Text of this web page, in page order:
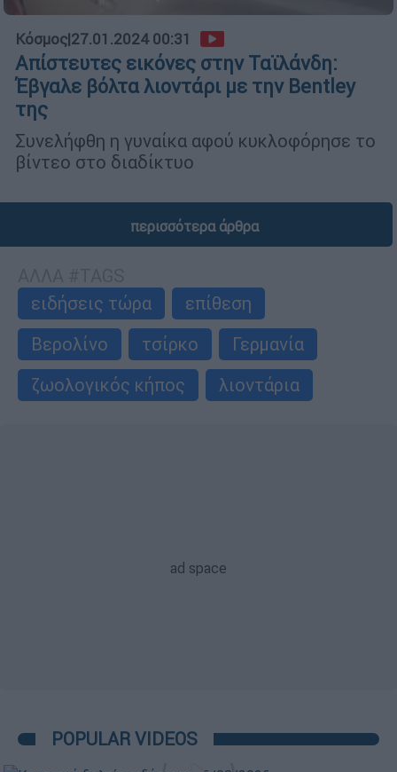
Κόσμος|27.01.2024 00:31
Απίστευτες εικόνες στην Ταϊλάνδη:
Έβγαλε βόλτα λιοντάρι με την Bentley
της
Συνελήφθη η γυναίκα αφού κυκλοφόρησε το
βίντεο στο διαδίκτυο
περισσότερα άρθρα
ειδήσεις τώρα
επίθεση
Βερολίνο
τσίρκο
Γερμανία
ζωολογικός κήπος
λιοντάρια
POPULAR VIDEOS